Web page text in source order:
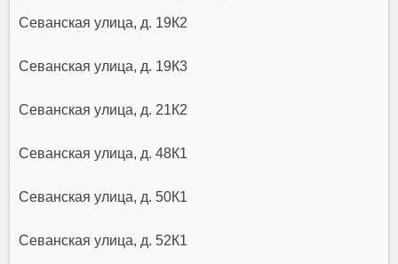
Севанская улица, д. 19К2
Севанская улица, д. 19К3
Севанская улица, д. 21К2
Севанская улица, д. 48К1
Севанская улица, д. 50К1
Севанская улица, д. 52К1